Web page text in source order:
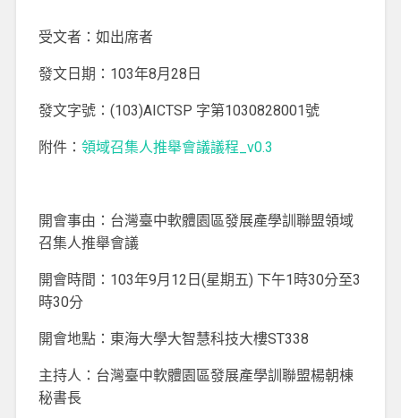
受文者：如出席者
發文日期：103年8月28日
發文字號：(103)AICTSP 字第1030828001號
附件： 領域召集人推舉會議議程_v0.3
開會事由：台灣臺中軟體園區發展產學訓聯盟領域
召集人推舉會議
開會時間：103年9月12日(星期五) 下午1時30分至3
時30分
開會地點：東海大學大智慧科技大樓ST338
主持人：台灣臺中軟體園區發展產學訓聯盟楊朝棟
秘書長